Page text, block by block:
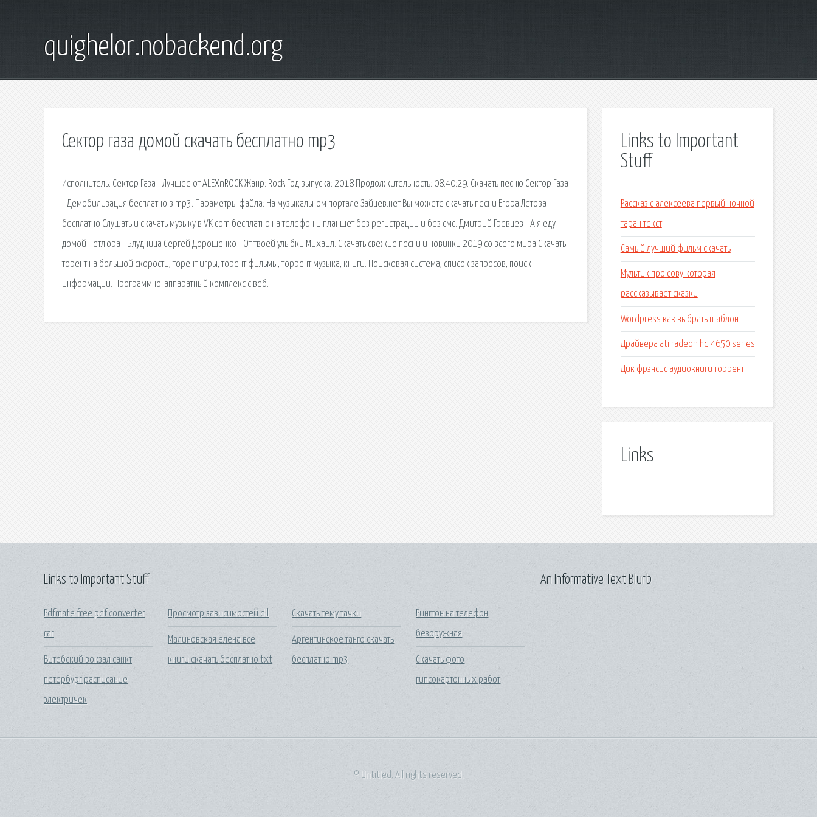
quighelor.nobackend.org
Сектор газа домой скачать бесплатно mp3
Исполнитель: Сектор Газа - Лучшее от ALEXnROCK Жанр: Rock Год выпуска: 2018 Продолжительность: 08:40:29. Скачать песню Сектор Газа
- Демобилизация бесплатно в mp3. Параметры файла: На музыкальном портале Зайцев.нет Вы можете скачать песни Егора Летова
бесплатно Слушать и скачать музыку в VK com бесплатно на телефон и планшет без регистрации и без смс. Дмитрий Гревцев - А я еду
домой Петлюра - Блудница Сергей Дорошенко - От твоей улыбки Михаил. Скачать свежие песни и новинки 2019 со всего мира Скачать
торент на большой скорости, торент игры, торент фильмы, торрент музыка, книги. Поисковая сиcтема, список запросов, поиск
информации. Программно-аппаратный комплекс с веб.
Links to Important
Stuff
Рассказ с алексеева первый ночной
таран текст
Самый лучший фильм скачать
Мультик про сову которая
рассказывает сказки
Wordpress как выбрать шаблон
Драйвера ati radeon hd 4650 series
Дик фрэнсис аудиокниги торрент
Links
Links to Important Stuff
Pdfmate free pdf converter
rar
Витебский вокзал санкт
петербург расписание
электричек
Просмотр зависимостей dll
Малиновская елена все
книги скачать бесплатно txt
Скачать тему тачки
Аргентинское танго скачать
бесплатно mp3
Рингтон на телефон
безоружная
Скачать фото
гипсокартонных работ
An Informative Text Blurb
© Untitled. All rights reserved.